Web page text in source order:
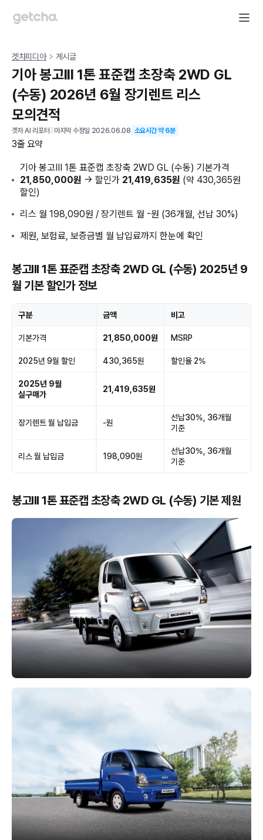
겟차피디아 게시글
기아 봉고III 1톤 표준캡 초장축 2WD GL
(수동) 2026년 6월 장기렌트 리스
모의견적
겟차 AI 리포터 마지막 수정일 2026.06.08 소요시간 약6분
3줄 요약
기아 봉고III 1톤 표준캡 초장축 2WD GL (수동) 기본가격
21,850,000원 → 할인가 21,419,635원 (약 430,365원
할인)
리스 월 198,090원 / 장기렌트 월 -원 (36개월, 선납 30%)
제원, 보험료, 보증금별 월 납입료까지 한눈에 확인
봉고III 1톤 표준캡 초장축 2WD GL (수동) 2025년 9
월 기본 할인가 정보
구분 금액 비고
기본가격 21,850,000원 MSRP
2025년 9월 할인 430,365원 할인율 2%
2025년 9월
실구매가
21,419,635원
장기렌트 월 납입금 -원
선납30%, 36개월
기준
리스 월 납입금 198,090원
선납30%, 36개월
기준
봉고III 1톤 표준캡 초장축 2WD GL (수동) 기본 제원